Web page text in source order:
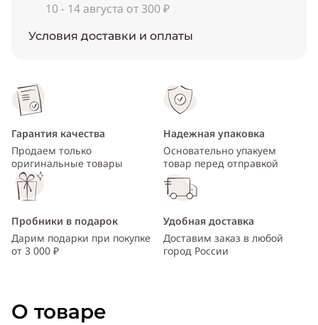
10 - 14 августа от 300 ₽
Условия доставки и оплаты
Гарантия качества
Продаем только
оригинальные товары
Надежная упаковка
Основательно упакуем
товар перед отправкой
Пробники в подарок
Дарим подарки при покупке
от 3 000 ₽
Удобная доставка
Доставим заказ в любой
город России
О товаре